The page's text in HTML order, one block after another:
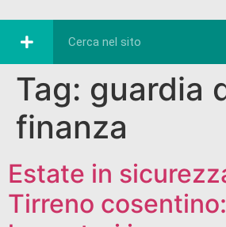
Tag: guardia
finanza
Estate in
Tirreno